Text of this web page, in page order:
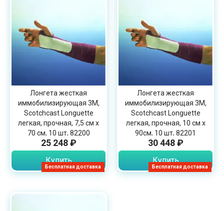
Бесплатная доставка
Лонгета жесткая
иммобилизирующая 3М,
Scotchcast Longuette
легкая, прочная, 7,5 см х
70 см, 10 шт, 82200
25 248 ₽
Купить
Бесплатная доставка
Лонгета жесткая
иммобилизирующая 3М,
Scotchcast Longuette
легкая, прочная, 10 см х
90см, 10 шт, 82201
30 448 ₽
Купить